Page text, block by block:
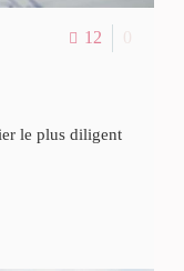
12 0
le plus diligent